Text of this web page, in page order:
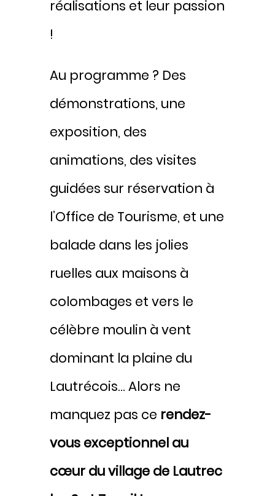
réalisations et leur passion
!
Au programme ? Des
démonstrations, une
exposition, des
animations, des visites
guidées sur réservation à
l’Office de Tourisme, et une
balade dans les jolies
ruelles aux maisons à
colombages et vers le
célèbre moulin à vent
dominant la plaine du
Lautrécois… Alors ne
manquez pas ce rendez-
vous exceptionnel au
cœur du village de Lautrec